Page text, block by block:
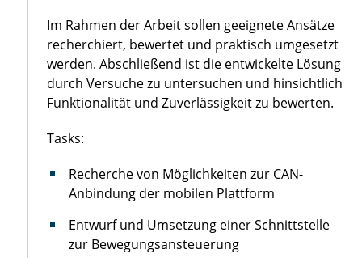
Im Rahmen der Arbeit sollen geeignete Ansätze
recherchiert, bewertet und praktisch umgesetzt
werden. Abschließend ist die entwickelte Lösung
durch Versuche zu untersuchen und hinsichtlich
Funktionalität und Zuverlässigkeit zu bewerten.
Tasks:
Recherche von Möglichkeiten zur CAN-
Anbindung der mobilen Plattform
Entwurf und Umsetzung einer Schnittstelle
zur Bewegungsansteuerung